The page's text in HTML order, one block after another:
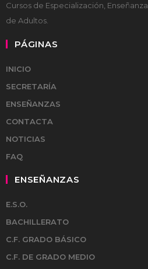
Cursos de Especialización, Enseñanza
de Adultos.
PÁGINAS
INICIO
SECRETARÍA
ENSEÑANZAS
CONTACTA
NOTICIAS
FAQ
ENSEÑANZAS
E.S.O.
BACHILLERATO
C.F. GRADO BÁSICO
C.F. DE GRADO MEDIO